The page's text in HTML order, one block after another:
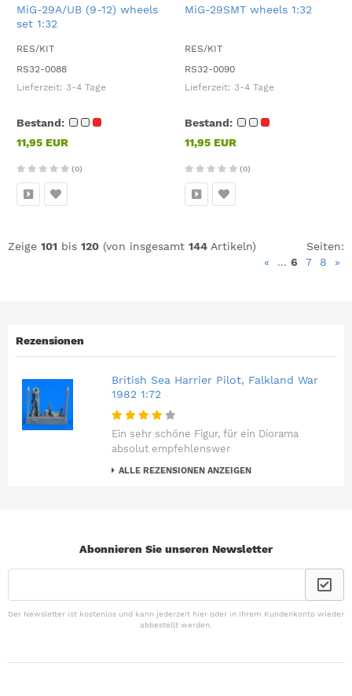
MiG-29A/UB (9-12) wheels
set 1:32
RES/KIT
RS32-0088
Lieferzeit: 3-4 Tage
Bestand:
11,95 EUR
(0)
MiG-29SMT wheels 1:32
RES/KIT
RS32-0090
Lieferzeit: 3-4 Tage
Bestand:
11,95 EUR
(0)
Zeige 101 bis 120 (von insgesamt 144 Artikeln)
Seiten:
«
... 6 7 8 »
Rezensionen
British Sea Harrier Pilot, Falkland War
1982 1:72
Ein sehr schöne Figur, für ein Diorama
absolut empfehlenswer
ALLE REZENSIONEN ANZEIGEN
Abonnieren Sie unseren Newsletter
Der Newsletter ist kostenlos und kann jederzeit hier oder in Ihrem Kundenkonto wieder
abbestellt werden.